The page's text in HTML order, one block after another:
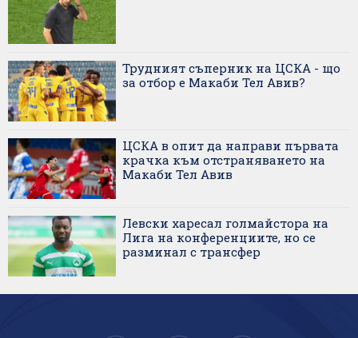
Трудният съперник на ЦСКА - що
за отбор е Макаби Тел Авив?
ЦСКА в опит да направи първата
крачка към отстраняването на
Макаби Тел Авив
Левски харесал голмайстора на
Лига на конференциите, но се
разминал с трансфер